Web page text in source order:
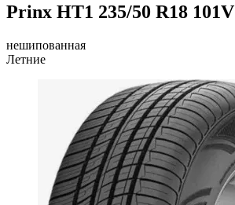
Prinx HT1 235/50 R18 101V
нешипованная
Летние